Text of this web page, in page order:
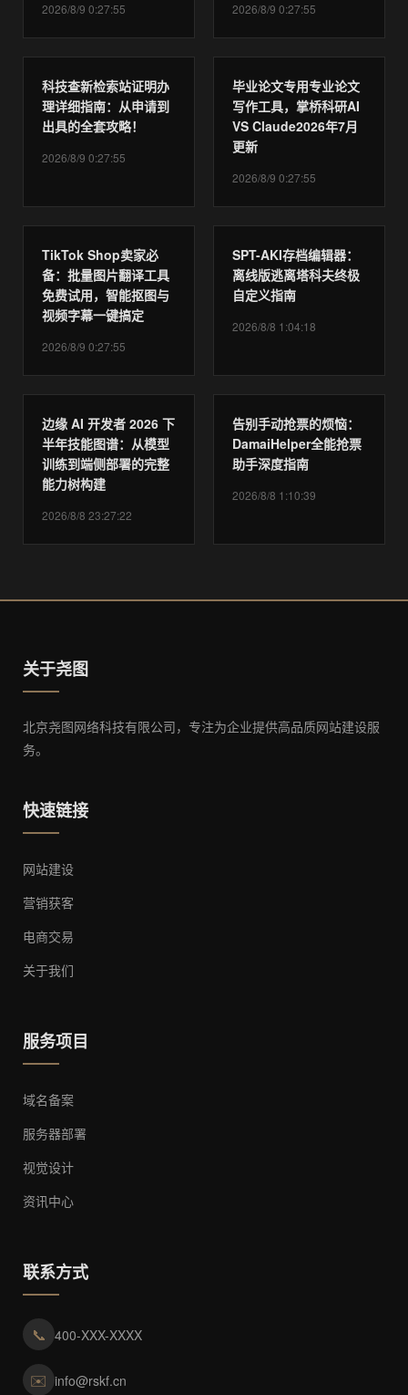
2026/8/9 0:27:55 2026/8/9 0:27:55
科技查新检索站证明办
理详细指南：从申请到
出具的全套攻略！
2026/8/9 0:27:55
毕业论文专用专业论文
写作工具，掌桥科研AI
VS Claude2026年7月
更新
2026/8/9 0:27:55
TikTok Shop卖家必
备：批量图片翻译工具
免费试用，智能抠图与
视频字幕一键搞定
2026/8/9 0:27:55
SPT-AKI存档编辑器：
离线版逃离塔科夫终极
自定义指南
2026/8/8 1:04:18
边缘 AI 开发者 2026 下
半年技能图谱：从模型
训练到端侧部署的完整
能力树构建
2026/8/8 23:27:22
告别手动抢票的烦恼：
DamaiHelper全能抢票
助手深度指南
2026/8/8 1:10:39
关于尧图
北京尧图网络科技有限公司，专注为企业提供高品质网站建设服
务。
快速链接
网站建设
营销获客
电商交易
关于我们
服务项目
域名备案
服务器部署
视觉设计
资讯中心
联系方式
📞 400-XXX-XXXX
✉️ info@rskf.cn